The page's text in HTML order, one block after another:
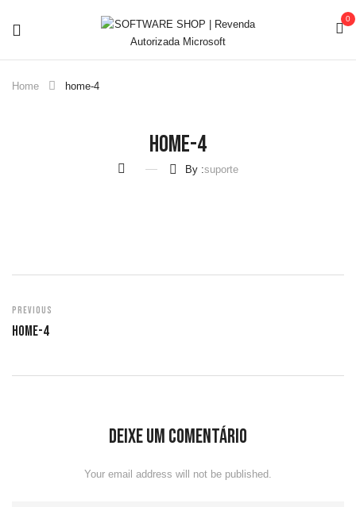
0
Home home-4
Home-4
By :suporte
Previous
Home-4
Deixe um comentário
Your email address will not be published.